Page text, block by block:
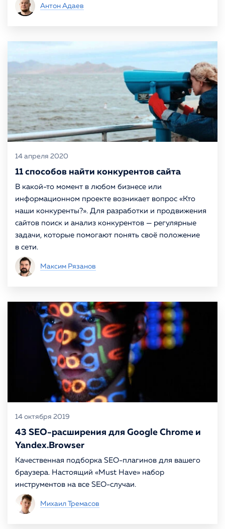
Антон Адаев
14 апреля 2020
11 способов найти конкурентов сайта
В какой-то момент в любом бизнесе или
информационном проекте возникает вопрос «Кто
наши конкуренты?». Для разработки и продвижения
сайтов поиск и анализ конкурентов — регулярные
задачи, которые помогают понять своё положение
в сети.
Максим Рязанов
14 октября 2019
43 SEO-расширения для Google Chrome и
Yandex.Browser
Качественная подборка SEO-плагинов для вашего
браузера. Настоящий «Must Have» набор
инструментов на все SEO-случаи.
Михаил Тремасов